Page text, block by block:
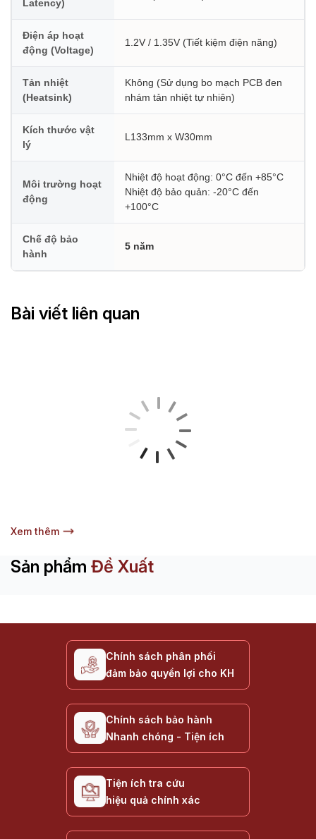
Latency)
Điện áp hoạt
động (Voltage)
1.2V / 1.35V (Tiết kiệm điện năng)
Tản nhiệt
(Heatsink)
Không (Sử dụng bo mạch PCB đen
nhám tản nhiệt tự nhiên)
Kích thước vật
lý
L133mm x W30mm
Môi trường hoạt
động
Nhiệt độ hoạt động: 0°C đến +85°C
Nhiệt độ bảo quản: -20°C đến
+100°C
Chế độ bảo
hành
5 năm
Bài viết liên quan
Xem thêm
Sản phẩm Đề Xuất
Chính sách phân phối
đảm bảo quyền lợi cho KH
Chính sách bảo hành
Nhanh chóng - Tiện ích
Tiện ích tra cứu
hiệu quả chính xác